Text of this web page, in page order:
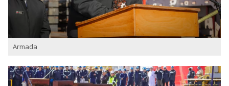
Armada